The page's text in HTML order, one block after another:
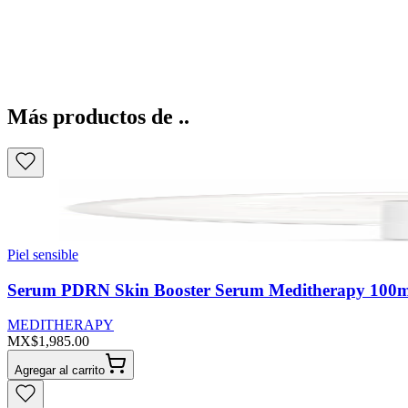
Más productos de ..
Piel sensible
Serum PDRN Skin Booster Serum Meditherapy
MEDITHERAPY
MX$1,985.00
Agregar al carrito